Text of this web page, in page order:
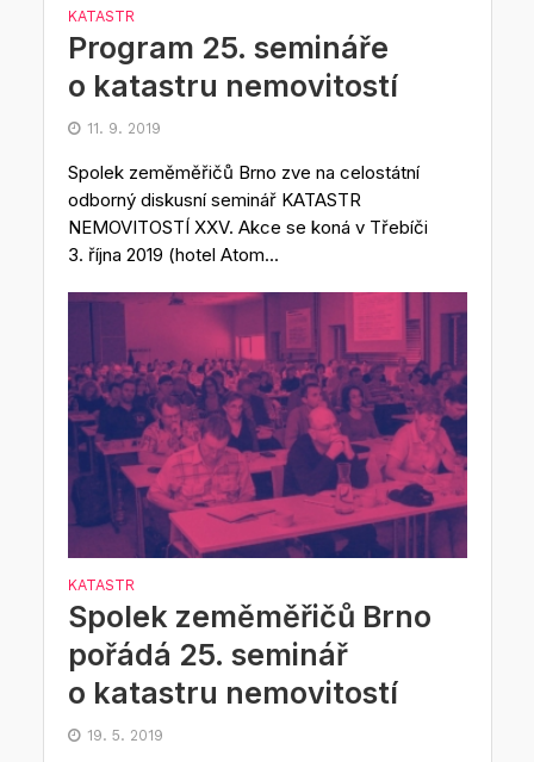
KATASTR
Program 25. semináře
o katastru nemovitostí
11. 9. 2019
Spolek zeměměřičů Brno zve na celostátní
odborný diskusní seminář KATASTR
NEMOVITOSTÍ XXV. Akce se koná v Třebíči
3. října 2019 (hotel Atom...
KATASTR
Spolek zeměměřičů Brno
pořádá 25. seminář
o katastru nemovitostí
19. 5. 2019